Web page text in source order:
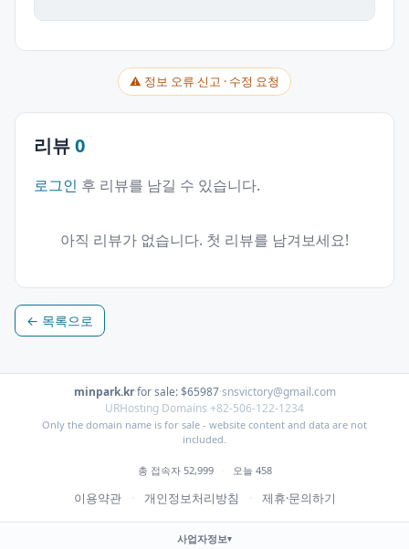
⚠ 정보 오류 신고 · 수정 요청
리뷰0
로그인 후 리뷰를 남길 수 있습니다.
아직 리뷰가 없습니다. 첫 리뷰를 남겨보세요!
← 목록으로
minpark.kr·for sale: $65987·snsvictory@gmail.com
URHosting Domains +82-506-122-1234
Only the domain name is for sale - website content and data are not
included.
총 접속자 52,999 · 오늘 458
이용약관 · 개인정보처리방침 · 제휴·문의하기
사업자정보